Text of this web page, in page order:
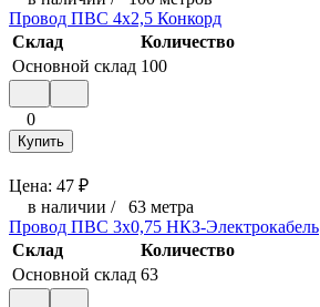
Провод ПВС 4х2,5 Конкорд
Склад
Количество
Основной склад 100
0
Купить
Цена: 47 ₽
в наличии / 63 метра
Провод ПВС 3х0,75 НКЗ-Электрокабель
Склад
Количество
Основной склад 63